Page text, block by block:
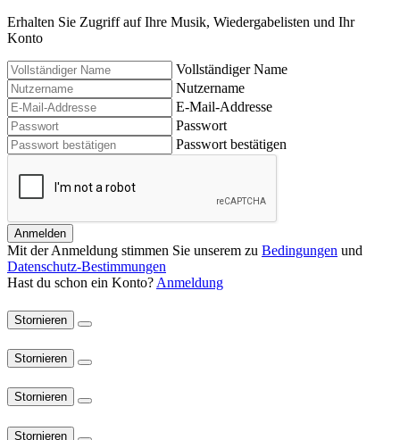
Erhalten Sie Zugriff auf Ihre Musik, Wiedergabelisten und Ihr
Konto
Vollständiger Name
Nutzername
E-Mail-Addresse
Passwort
Passwort bestätigen
Anmelden
Mit der Anmeldung stimmen Sie unserem zu Bedingungen und
Datenschutz-Bestimmungen
Hast du schon ein Konto? Anmeldung
Stornieren
Stornieren
Stornieren
Stornieren